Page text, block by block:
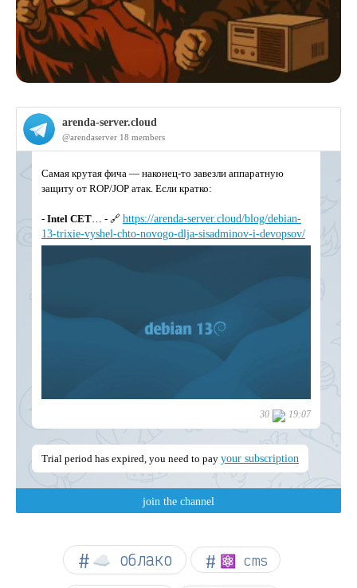
☁︎ облако ⚛ cms